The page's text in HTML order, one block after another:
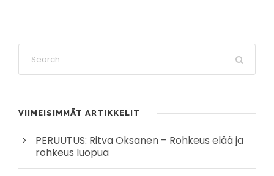
c
VIIMEISIMMÄT ARTIKKELIT
PERUUTUS: Ritva Oksanen – Rohkeus elää ja
rohkeus luopua